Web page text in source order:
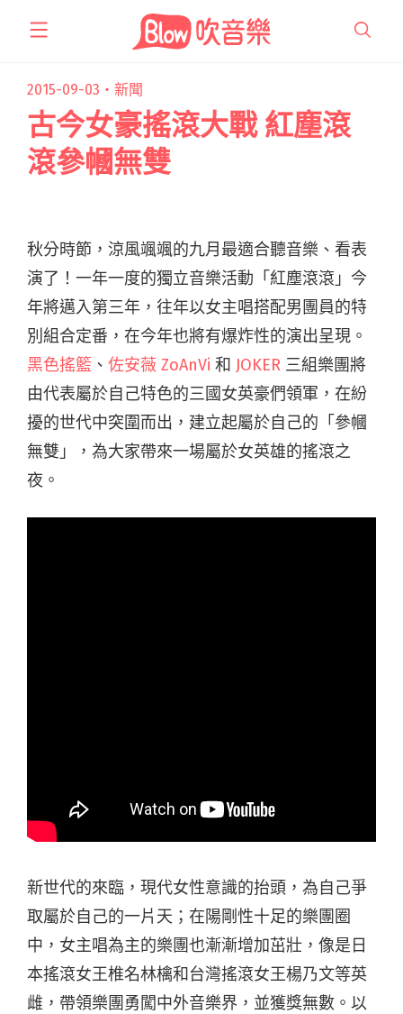
2015-09-03・ 新聞
古今女豪搖滾大戰 紅塵滾
滾參幗無雙
秋分時節，涼風颯颯的九月最適合聽音樂、看表
演了！一年一度的獨立音樂活動「紅塵滾滾」今
年將邁入第三年，往年以女主唱搭配男團員的特
別組合定番，在今年也將有爆炸性的演出呈現。
黑色搖籃 、 佐安薇 ZoAnVi 和 JOKER 三組樂團將
由代表屬於自己特色的三國女英豪們領軍，在紛
擾的世代中突圍而出，建立起屬於自己的「參幗
無雙」，為大家帶來一場屬於女英雄的搖滾之
夜。
新世代的來臨，現代女性意識的抬頭，為自己爭
取屬於自己的一片天；在陽剛性十足的樂團圈
中，女主唱為主的樂團也漸漸增加茁壯，像是日
本搖滾女王椎名林檎和台灣搖滾女王楊乃文等英
雌，帶領樂團勇闖中外音樂界，並獲獎無數。以